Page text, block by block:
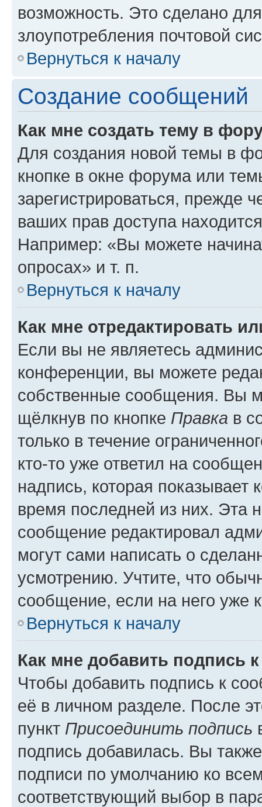
возможность. Это сделано
злоупотребления почтовой
Вернуться к началу
Создание сообщений
Как мне создать тему в
Для создания новой темы в
кнопке в окне форума или
зарегистрироваться, прежде
ваших прав доступа
Например: «Вы можете
опросах» и т. п.
Вернуться к началу
Как мне отредактировать
Если вы не являетесь
конференции, вы можете
собственные сообщения. Вы
щёлкнув по кнопке Правка в
только в течение
кто-то уже ответил на
надпись, которая показывает
время последней из них. Эта
сообщение редактировал
могут сами написать о
усмотрению. Учтите, что
сообщение, если на него уже
Вернуться к началу
Как мне добавить подпись
Чтобы добавить подпись к
её в личном разделе. После
пункт Присоединить подпись
подпись добавилась. Вы
подписи по умолчанию ко
соответствующий выбор в